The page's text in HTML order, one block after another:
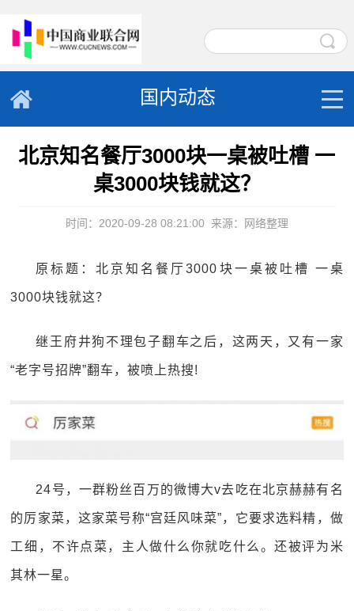
国内动态
北京知名餐厅3000块一桌被吐槽 一
桌3000块钱就这？
时间：2020-09-28 08:21:00 来源：网络整理
原标题：北京知名餐厅3000块一桌被吐槽 一桌
3000块钱就这？
继王府井狗不理包子翻车之后，这两天，又有一家
“老字号招牌”翻车，被喷上热搜!
24号，一群粉丝百万的微博大v去吃在北京赫赫有名
的厉家菜，这家菜号称“宫廷风味菜”，它要求选料精，做
工细，不许点菜，主人做什么你就吃什么。还被评为米
其林一星。